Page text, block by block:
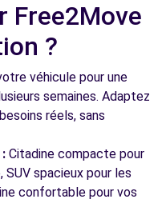
Free2Move
?
véhicule pour une
semaines. Adaptez
réels, sans
Citadine compacte pour
spacieux pour les
confortable pour vos